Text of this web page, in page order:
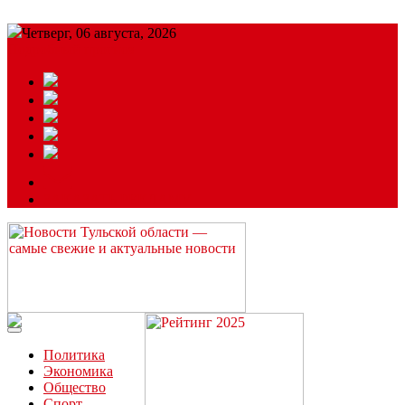
Четверг, 06 августа, 2026
Читайте последние новости дня в Тульской области на сайте
“ЗаНовомосковск”
Политика
Экономика
Общество